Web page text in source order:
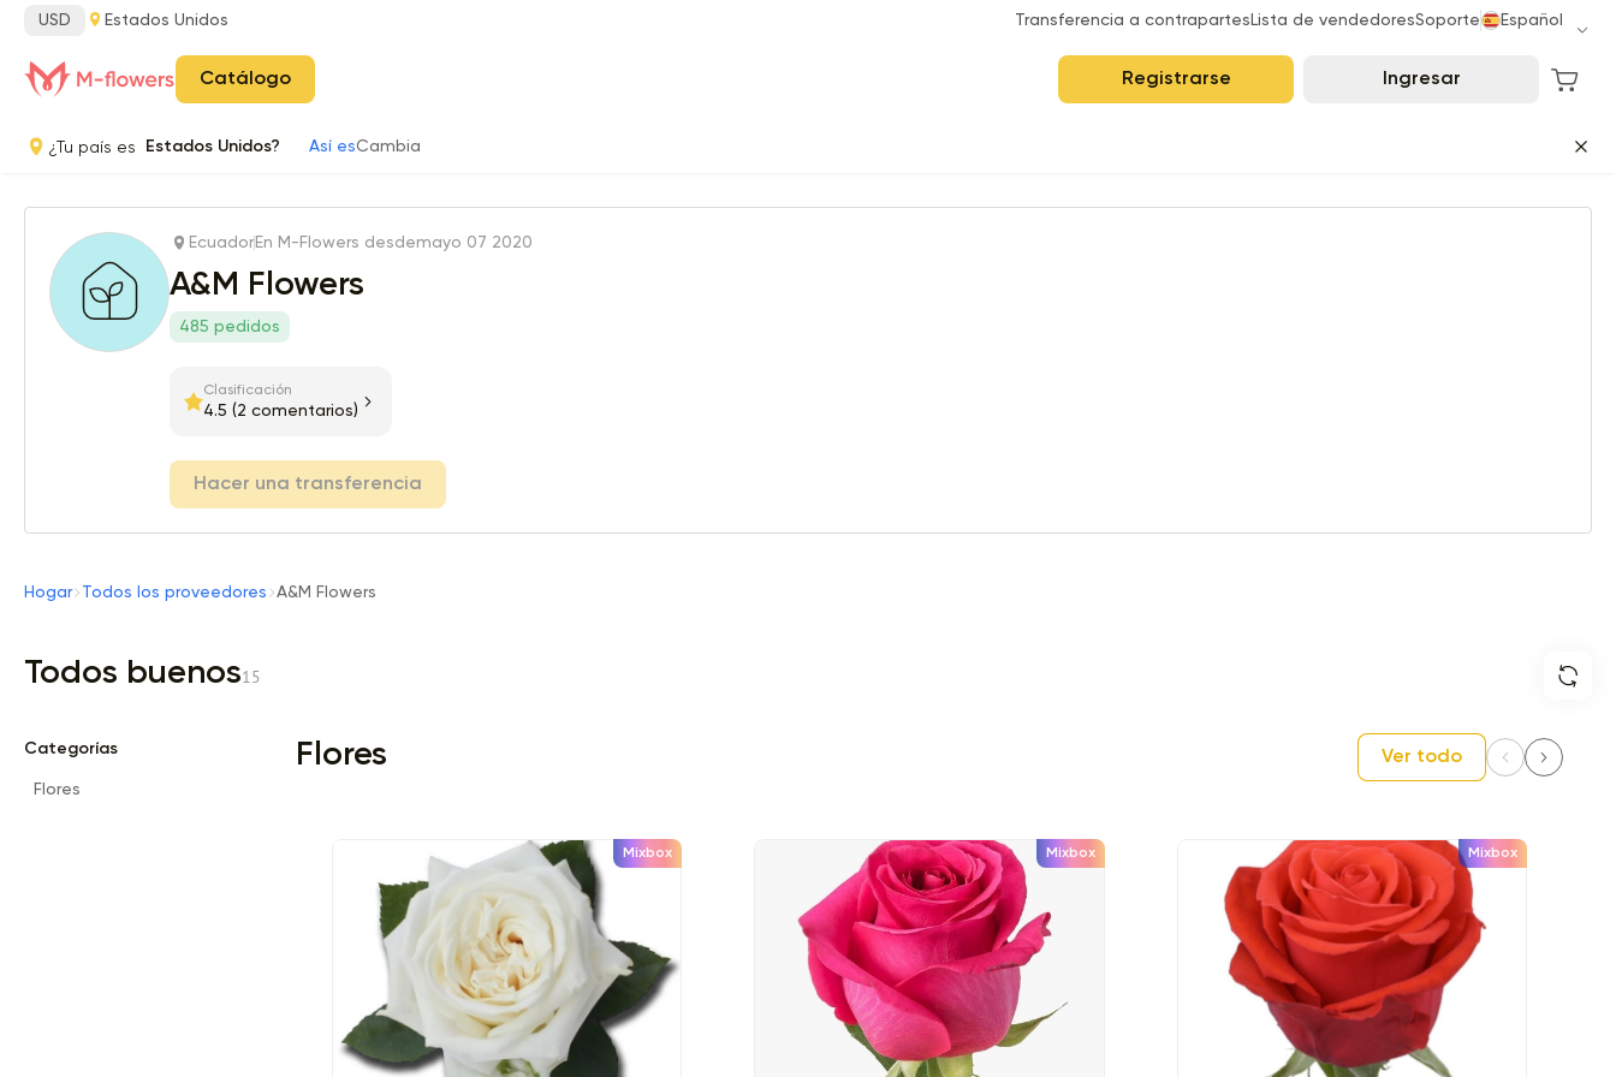
USD Estados Unidos Transferencia a contrapartes Lista de vendedoresSoporte Español
Catálogo Registrarse Ingresar
¿Tu país es Estados Unidos? Así esCambia
Ecuador En M-Flowers desdemayo 07 2020
A&M Flowers
485 pedidos
Clasificación
4.5 (2 comentarios)
Hacer una transferencia
Hogar Todos los proveedores A&M Flowers
Todos buenos15
Categorías
Flores
Flores Ver todo
Mixbox Mixbox Mixbox